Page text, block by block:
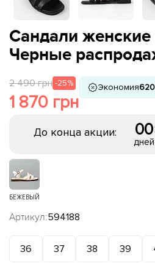
Сандали
Черные
2 490 грн -25%
1 870 грн
Экономия
До конца акции: 00
дней
БЕЖЕВЫЙ
Артикул:594188
36 37 38 39